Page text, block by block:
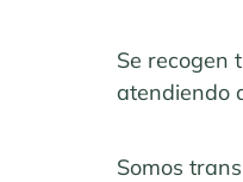
Se recogen
atendiendo
Somos